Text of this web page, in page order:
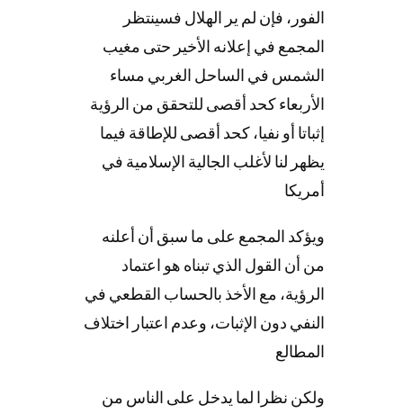
الفور، فإن لم ير الهلال فسينتظر
المجمع في إعلانه الأخير حتى مغيب
الشمس في الساحل الغربي مساء
الأربعاء كحد أقصى للتحقق من الرؤية
إثباتا أو نفيا، كحد أقصى للإطاقة فيما
يظهر لنا لأغلب الجالية الإسلامية في
أمريكا
ويؤكد المجمع على ما سبق أن أعلنه
من أن القول الذي تبناه هو اعتماد
الرؤية، مع الأخذ بالحساب القطعي في
النفي دون الإثبات، وعدم اعتبار اختلاف
المطالع
ولكن نظرا لما يدخل على الناس من